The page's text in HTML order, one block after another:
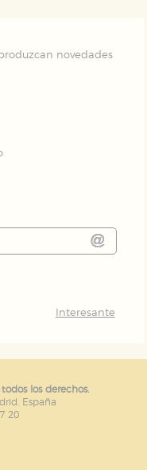
novedades
Interesante
todos los derechos.
España
20